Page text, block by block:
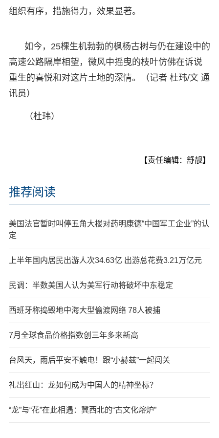
组织有序，措施得力，效果显著。
如今，25棵生机勃勃的枫杨古树与仍在建设中的
高速公路隔岸相望，微风中摇曳的枝叶仿佛在诉说
重生的喜悦和对这片土地的深情。（记者 杜玮/文 通
讯员）
（杜玮）
【责任编辑：舒靓】
推荐阅读
美国法官暂时叫停五角大楼对药明康德“中国军工企业”的认
定
上半年国内居民出游人次34.63亿 出游总花费3.21万亿元
民调：半数美国人认为美军行动将破坏中东稳定
西班牙称捣毁地中海大型偷渡网络 78人被捕
7月全球食品价格指数创三年多来新高
台风天，雨后平安不触电！跟“小赫兹”一起闯关
礼出红山：龙如何成为中国人的精神坐标？
“龙”与“花”在此相遇：冀西北的“古文化熔炉”